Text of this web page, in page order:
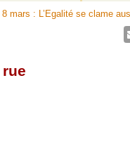
mars : L’Egalité se clame